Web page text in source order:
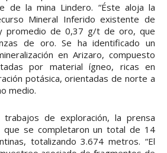
de la mina Lindero. “Éste aloja la
Mineral Inferido existente de
promedio de 0,37 g/t de oro, que
de oro. Se ha identificado un
en Arizaro, compuesto
por material ígneo, ricas en
potásica, orientadas de norte a
medio.
de exploración, la prensa
que se completaron un total de 14
totalizando 3.674 metros. “El